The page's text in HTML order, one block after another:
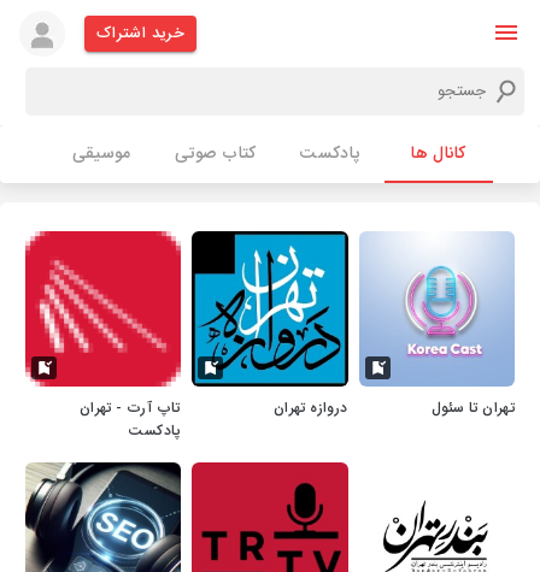
خرید اشتراک
کانال ها پادکست کتاب صوتی موسیقی
تهران تا سئول دروازه تهران
تاپ آرت - تهران
پادکست